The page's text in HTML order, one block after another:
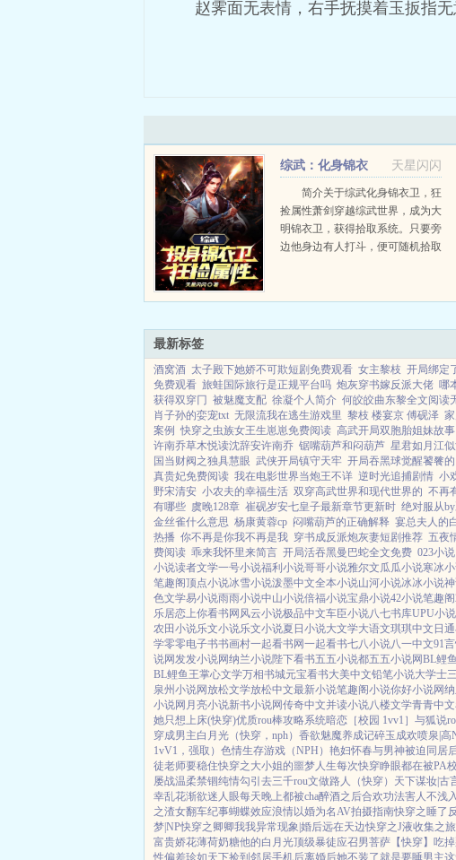
赵霁面无表情，右手抚摸着玉扳指
天星闪闪
综武：化身锦衣
卫，狂捡属性
简介关于综武化身锦衣卫，狂
捡属性萧剑穿越综武世界，成为大
明锦衣卫，获得拾取系统。只要旁
边他身边有人打斗，便可随机拾取
力金刚掌经验1！叮！恭喜宿主拾
最新标签
酒窝酒 太子殿下她娇不可欺短剧免费观看 女主黎枝 开局绑定
免费观看 旅蛙国际旅行是正规平台吗 炮灰穿书嫁反派大佬 哪
获得双穿冂 被魅魔支配 徐凝个人简介 何皎皎曲东黎全文阅读
肖子孙的娈宠txt 无限流我在逃生游戏里 黎枝 楼宴京 傅砚泽
案例 快穿之虫族女王生崽崽免费阅读 高武开局双胞胎姐妹故事
许南乔草木悦读沈辞安许南乔 锯嘴葫芦和闷葫芦 星君如月江
国当财阀之独具慧眼 武侠开局镇守天牢 开局吞黑球觉醒饕餮的
真贵妃免费阅读 我在电影世界当炮王不详 逆时光追捕剧情 小
野宋清安 小农夫的幸福生活 双穿高武世界和现代世界的 不再
有哪些 虞晚128章 崔砚岁安七皇子最新章节更新时 绝对服从
金丝雀什么意思 杨康黄蓉cp 闷嘴葫芦的正确解释 宴总夫人的
热播 你不再是你我不再是我 穿书成反派炮灰妻短剧推荐 五夜
费阅读 乖来我怀里来简言 开局活吞黑曼巴蛇全文免费 023小说
小说读者文学一号小说福利小说哥哥小说雅尔文瓜瓜小说寒冰
笔趣阁顶点小说冰雪小说泼墨中文全本小说山河小说冰冰小说
色文学易小说雨雨小说中山小说倍福小说宝鼎小说42小说笔趣阁
乐居恋上你看书网 风云小说极品中文车臣小说八七书库UPU小
农田小说乐文小说乐文小说夏日小说大文学大语文琪琪中文 日
学零零电子书书画村一起看书网一起看书七八小说八一中文91
说网发发小说网纳兰小说陛下看书五五小说都五五小说网BL鲤
BL鲤鱼王掌心文学万相书城元宝看书大美中文铅笔小说大学士
泉州小说网放松文学放松中文最新小说笔趣阁小说你好小说网
小说网 月亮小说新书小说网传奇中文并读小说八楼文学青青中文
她只想上床(快穿)优质rou棒攻略系统暗恋［校园 1vv1］ 与狐说
穿成男主白月光（快穿，nph） 香欲魅魔养成记碎玉成欢喷泉|高
1vV1，强取） 色情生存游戏（NPH） 艳妇怀春与男神被迫同居
徒老师要稳住快穿之大小姐的噩梦人生每次快穿睁眼都在被PA
屡战温柔禁锢纯情勾引 去三千rou文做路人（快穿） 天下谋妆|古
幸乱花渐欲迷人眼每天晚上都被cha醉酒之后合欢功法害人不浅
之渣女翻车纪事蝴蝶效应浪情以婚为名AV拍摄指南快穿之睡了
梦|NP快穿之卿卿我我异常现象|婚后远在天边快穿之J液收集之旅
富贵娇花薄荷奶糖他的白月光顶级暴徒应召男菩萨 【快穿】吃
性偏差珍如天下捡到邻居手机后离婚后她不装了就是要睡男主